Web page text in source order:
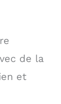
de la
et